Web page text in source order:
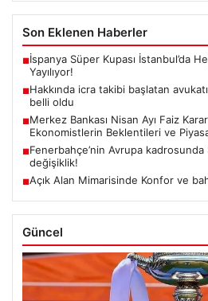
Son Eklenen Haberler
■İspanya Süper Kupası İstanbul’da
Yayılıyor!
■Hakkında icra takibi başlatan
belli oldu
■Merkez Bankası Nisan Ayı Faiz
Ekonomistlerin Beklentileri ve
■Fenerbahçe’nin Avrupa
değişiklik!
■Açık Alan Mimarisinde Konfor ve
Güncel